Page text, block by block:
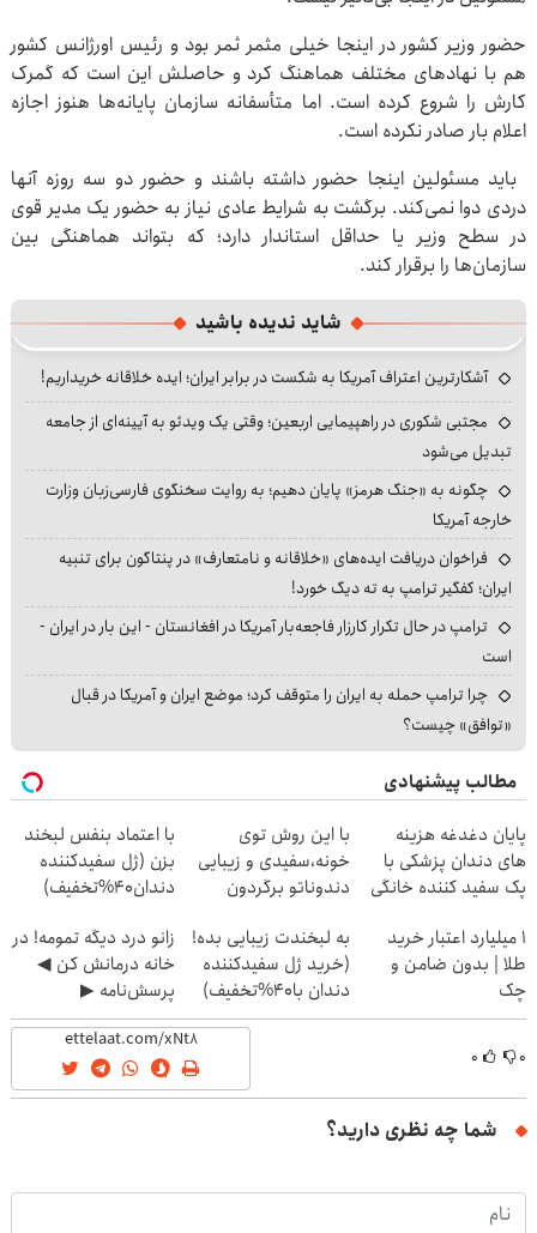
حضور وزیر کشور در اینجا خیلی مثمر ثمر بود و رئیس اورژانس کشور
هم با نهادهای مختلف هماهنگ کرد و حاصلش این است که گمرک
کارش را شروع کرده است. اما متأسفانه سازمان پایانه‌ها هنوز اجازه
اعلام بار صادر نکرده است.
باید مسئولین اینجا حضور داشته باشند و حضور دو سه روزه آنها
دردی دوا نمی‌کند. برگشت به شرایط عادی نیاز به حضور یک مدیر قوی
در سطح وزیر یا حداقل استاندار دارد؛ که بتواند هماهنگی بین
سازمان‌ها را برقرار کند.
شاید ندیده باشید
آشکارترین اعتراف آمریکا به شکست در برابر ایران؛ ایده خلاقانه خریداریم!
مجتبی شکوری در راهپیمایی اربعین؛ وقتی یک ویدئو به آیینه‌ای از جامعه
تبدیل می‌شود
چگونه به «جنگ هرمز» پایان دهیم؛ به روایت سخنگوی فارسی‌زبان وزارت
خارجه آمریکا
فراخوان دریافت ایده‌های «خلاقانه و نامتعارف» در پنتاگون برای تنبیه
ایران؛ کفگیر ترامپ به ته دیگ خورد!
ترامپ در حال تکرار کارزار فاجعه‌بار آمریکا در افغانستان - این بار در ایران -
است
چرا ترامپ حمله به ایران را متوقف کرد؛ موضع ایران و آمریکا در قبال
«توافق» چیست؟
مطالب پیشنهادی
پایان دغدغه هزینه
های دندان پزشکی با
پک سفید کننده خانگی
با این روش توی
خونه،سفیدی و زیبایی
دندوناتو برگردون
با اعتماد بنفس لبخند
بزن (ژل سفیدکننده
دندان40%تخفیف)
۱ میلیارد اعتبار خرید
طلا | بدون ضامن و
چک
به لبخندت زیبایی بده!
(خرید ژل سفیدکننده
دندان با40%تخفیف)
زانو درد دیگه تمومه! در
خانه درمانش کن ◀
پرسش‌نامه ▶
۰ ۰
شما چه نظری دارید؟